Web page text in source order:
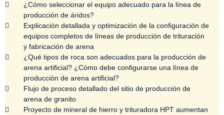
¿Cómo seleccionar el equipo adecuado para la línea de
producción de áridos?
Explicación detallada y optimización de la configuración de
equipos completos de líneas de producción de trituración
y fabricación de arena
¿Qué tipos de roca son adecuados para la producción de
arena artificial? ¿Cómo debe configurarse una línea de
producción de arena artificial?
Flujo de proceso detallado del sitio de producción de
arena de granito
Proyecto de mineral de hierro y trituradora HPT aumentan